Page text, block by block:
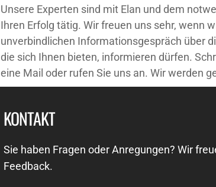
Unsere Experten sind mit Elan und dem
Ihren Erfolg tätig. Wir freuen uns sehr, wenn
unverbindlichen Informationsgespräch über
die sich Ihnen bieten, informieren dürfen.
eine Mail oder rufen Sie uns an. Wir werden
KONTAKT
Sie haben Fragen oder Anregungen? Wir
Feedback.